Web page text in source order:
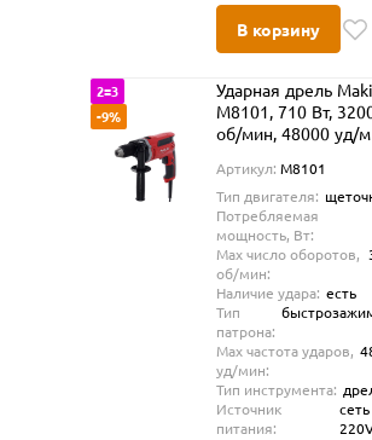
В корзину
2=3
-9%
Ударная дрель
M8101, 710 Вт,
об/мин, 48000 уд/
Артикул: M8101
Тип двигателя:
Потребляемая
мощность, Вт:
Max число оборотов,
об/мин:
Наличие удара: есть
Тип
патрона:
Max частота ударов,
уд/мин:
Тип инструмента:
Источник
питания:
сеть